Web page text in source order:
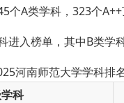
A类学科，323个
入榜单，其中B类学
河南师范大学学科排
科